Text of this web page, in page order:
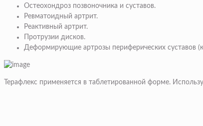
Остеохондроз позвоночника и суставов.
Ревматоидный артрит.
Реактивный артрит.
Протрузии дисков.
Деформирующие артрозы периферических суставов
Терафлекс применяется в таблетированной форме.